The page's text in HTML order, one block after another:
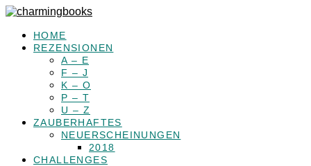
HOME
REZENSIONEN
A – E
F – J
K – O
P – T
U – Z
ZAUBERHAFTES
NEUERSCHEINUNGEN
2018
CHALLENGES